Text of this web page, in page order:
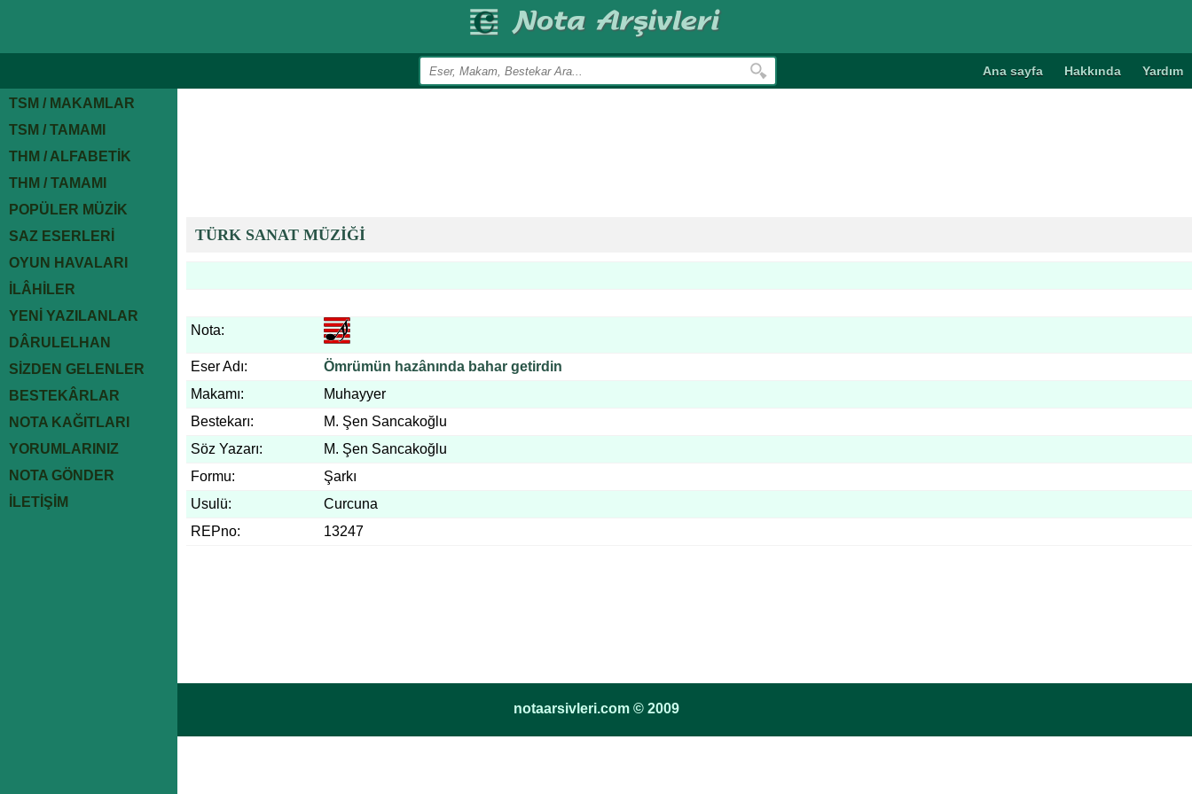
Ana sayfa Hakkında Yardım
TSM / MAKAMLAR
TSM / TAMAMI
THM / ALFABETİK
THM / TAMAMI
POPÜLER MÜZİK
SAZ ESERLERİ
OYUN HAVALARI
İLÂHİLER
YENİ YAZILANLAR
DÂRULELHAN
SİZDEN GELENLER
BESTEKÂRLAR
NOTA KAĞITLARI
YORUMLARINIZ
NOTA GÖNDER
İLETİŞİM
TÜRK SANAT MÜZİĞİ
Nota:
Eser Adı:
Ömrümün hazânında bahar getirdin
Makamı:
Muhayyer
Bestekarı:
M. Şen Sancakoğlu
Söz Yazarı:
M. Şen Sancakoğlu
Formu:
Şarkı
Usulü:
Curcuna
REPno:
13247
notaarsivleri.com © 2009